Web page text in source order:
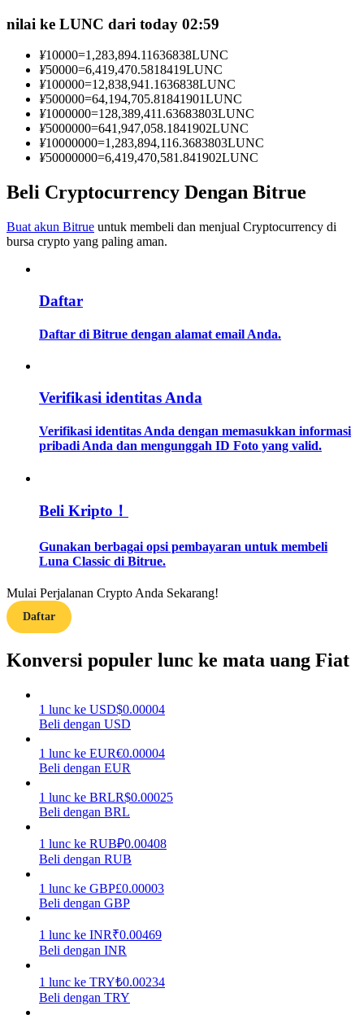
Informasi
Analisis data besar termasuk info perdagangan, dll.
Strategi perdagangan
Pelajari cara untuk tetap menghasilkan keuntungan
Babi Kekuatan
Dapatkan imbalan kompetitif setiap hari
nilai ke LUNC dari today 02:59
¥10000=1,283,894.11636838LUNC
¥50000=6,419,470.5818419LUNC
¥100000=12,838,941.1636838LUNC
¥500000=64,194,705.81841901LUNC
¥1000000=128,389,411.63683803LUNC
¥5000000=641,947,058.1841902LUNC
¥10000000=1,283,894,116.3683803LUNC
¥50000000=6,419,470,581.841902LUNC
Beli Cryptocurrency Dengan Bitrue
Buat akun Bitrue untuk membeli dan menjual Cryptocurrency di
bursa crypto yang paling aman.
Daftar
Daftar di Bitrue dengan alamat email Anda.
Verifikasi identitas Anda
Verifikasi identitas Anda dengan memasukkan informasi
pribadi Anda dan mengunggah ID Foto yang valid.
Beli Kripto！
Gunakan berbagai opsi pembayaran untuk membeli
Luna Classic di Bitrue.
Mulai Perjalanan Crypto Anda Sekarang!
Daftar
Konversi populer lunc ke mata uang Fiat
1 lunc ke USD$0.00004
Beli dengan USD
1 lunc ke EUR€0.00004
Beli dengan EUR
1 lunc ke BRLR$0.00025
Beli dengan BRL
1 lunc ke RUB₽0.00408
Beli dengan RUB
1 lunc ke GBP£0.00003
Beli dengan GBP
1 lunc ke INR₹0.00469
Beli dengan INR
1 lunc ke TRY₺0.00234
Beli dengan TRY